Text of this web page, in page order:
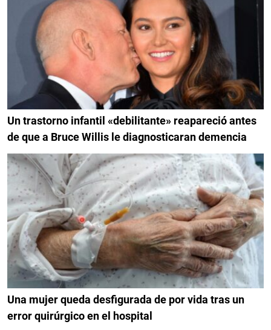
Un trastorno infantil «debilitante» reapareció antes
de que a Bruce Willis le diagnosticaran demencia
Una mujer queda desfigurada de por vida tras un
error quirúrgico en el hospital